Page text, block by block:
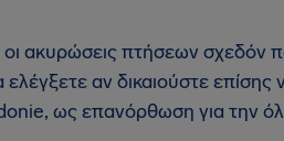
ακυρώσεις πτήσεων σχεδόν
ελέγξετε αν δικαιούστε
ως επανόρθωση για την